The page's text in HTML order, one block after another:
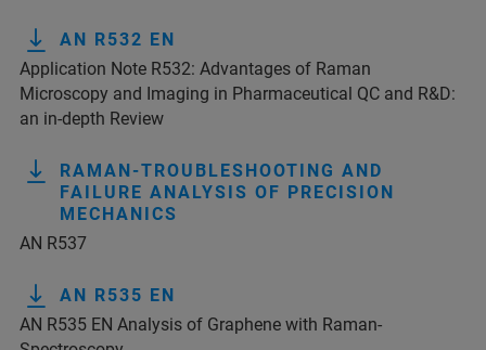
AN R532 EN
Application Note R532: Advantages of Raman
Microscopy and Imaging in Pharmaceutical QC and R&D:
an in-depth Review
RAMAN-TROUBLESHOOTING AND
FAILURE ANALYSIS OF PRECISION
MECHANICS
AN R537
AN R535 EN
AN R535 EN Analysis of Graphene with Raman-